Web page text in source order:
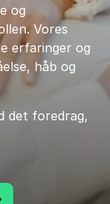
og
Vores
erfaringer og
håb og
det foredrag,